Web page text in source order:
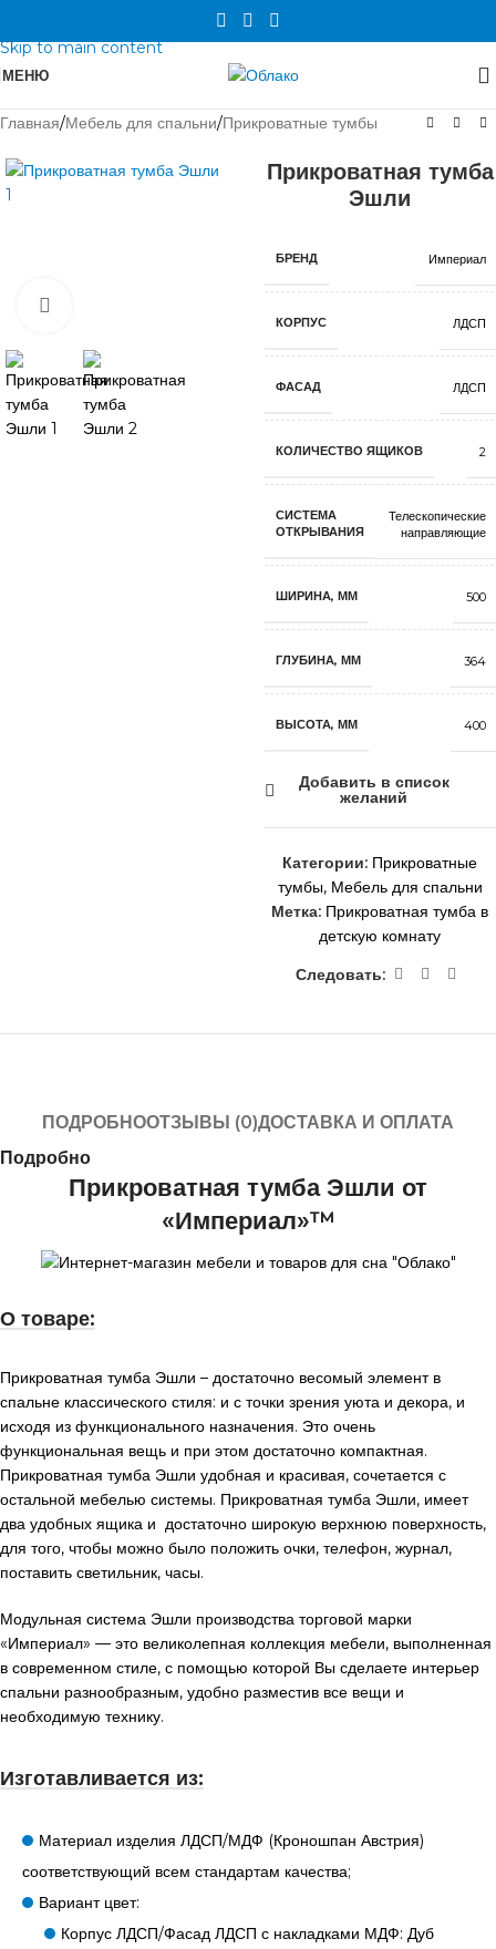
Skip to main content
МЕНЮ
Главная/Мебель для спальни/Прикроватные тумбы
Прикроватная тумба
Эшли
БРЕНД Империал
КОРПУС ЛДСП
ФАСАД ЛДСП
КОЛИЧЕСТВО ЯЩИКОВ 2
СИСТЕМА
ОТКРЫВАНИЯ
Телескопические
направляющие
ШИРИНА, ММ 500
ГЛУБИНА, ММ 364
ВЫСОТА, ММ 400
Добавить в список
желаний
Категории: Прикроватные
тумбы, Мебель для спальни
Метка: Прикроватная тумба в
детскую комнату
Следовать:
ПОДРОБНООТЗЫВЫ (0)ДОСТАВКА И ОПЛАТА
Подробно
Прикроватная тумба Эшли от
«Империал»™
О товаре:
Прикроватная тумба Эшли – достаточно весомый элемент в
спальне классического стиля: и с точки зрения уюта и декора, и
исходя из функционального назначения. Это очень
функциональная вещь и при этом достаточно компактная.
Прикроватная тумба Эшли удобная и красивая, сочетается с
остальной мебелью системы. Прикроватная тумба Эшли, имеет
два удобных ящика и достаточно широкую верхнюю поверхность,
для того, чтобы можно было положить очки, телефон, журнал,
поставить светильник, часы.
Модульная система Эшли производства торговой марки
«Империал» — это великолепная коллекция мебели, выполненная
в современном стиле, с помощью которой Вы сделаете интерьер
спальни разнообразным, удобно разместив все вещи и
необходимую технику.
Изготавливается из:
Материал изделия ЛДСП/МДФ (Кроношпан Австрия)
соответствующий всем стандартам качества;
Вариант цвет:
Корпус ЛДСП/Фасад ЛДСП с накладками МДФ: Дуб